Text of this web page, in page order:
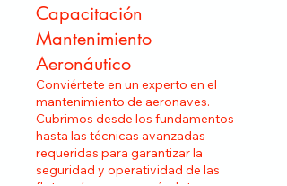
Capacitación
Mantenimiento
Aeronáutico
Conviértete en un experto en el
mantenimiento de aeronaves.
Cubrimos desde los fundamentos
hasta las técnicas avanzadas
requeridas para garantizar la
seguridad y operatividad de las